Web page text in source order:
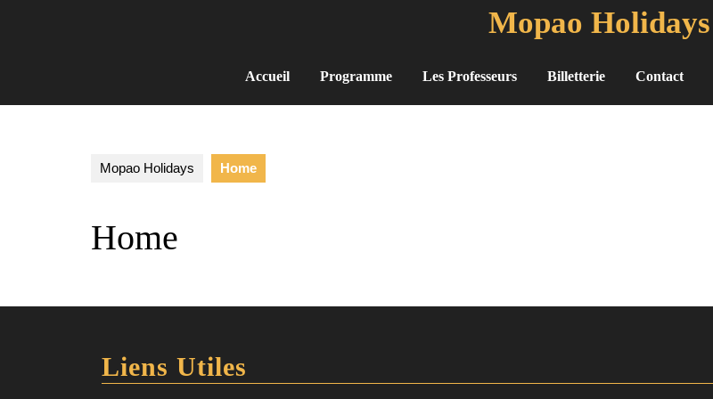
Mopao Holidays
Accueil Programme Les Professeurs Billetterie Contact
Mopao Holidays Home
Home
Liens Utiles